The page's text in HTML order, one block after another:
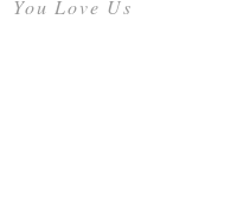
You Love Us